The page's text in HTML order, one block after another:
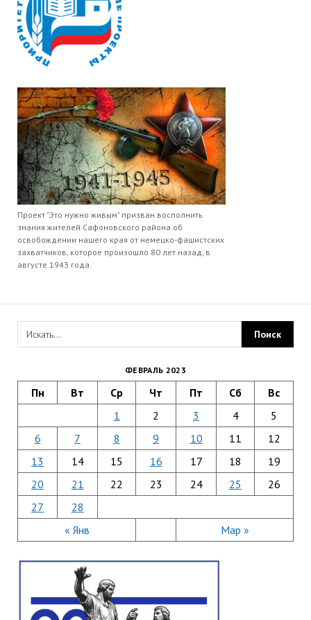
Проект "Это нужно живым" призван восполнить
знания жителей Сафоновского района об
освобождении нашего края от немецко-фашистских
захватчиков, которое произошло 80 лет назад, в
августе 1943 года.
ФЕВРАЛЬ 2023
Пн Вт Ср Чт Пт Сб Вс
« Янв Мар »
1 2 3 4
5
6
7 8 9 10 11
12
13
14 15 16 17 18
19
20
21 22 23 24 25
26
27
28